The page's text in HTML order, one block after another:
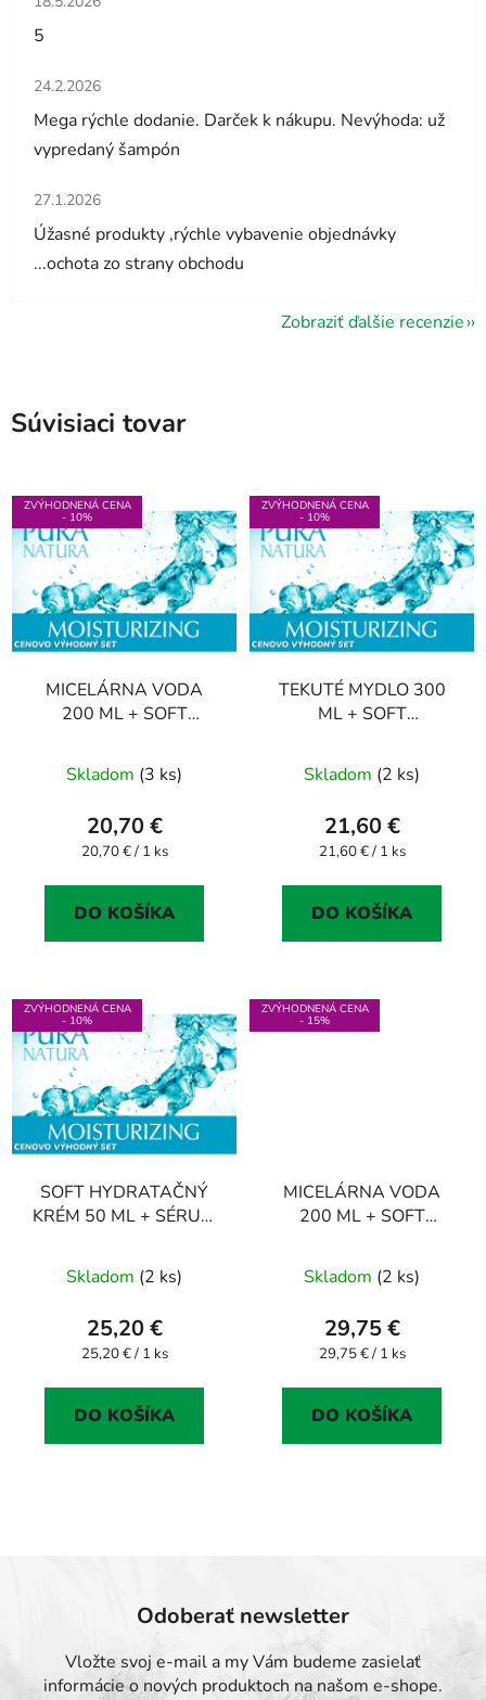
5
Hodnotenie obchodu je 5 z 5 hviezdičiek.
24.2.2026
Mega rýchle dodanie. Darček k nákupu. Nevýhoda: už
vypredaný šampón
Hodnotenie obchodu je 5 z 5 hviezdičiek.
27.1.2026
Úžasné produkty ,rýchle vybavenie objednávky
...ochota zo strany obchodu
Zobraziť ďalšie recenzie
Súvisiaci tovar
ZVÝHODNENÁ CENA
- 10%
MICELÁRNA VODA
200 ML + SOFT
50 ML
Skladom (3 ks)
20,70 €
Jednotková
20,70 € / 1 ks
DO KOŠÍKA
ZVÝHODNENÁ CENA
- 10%
TEKUTÉ MYDLO 300
ML + SOFT
50 ML
Skladom (2 ks)
21,60 €
Jednotková
21,60 € / 1 ks
DO KOŠÍKA
ZVÝHODNENÁ CENA
- 10%
SOFT HYDRATAČNÝ
KRÉM 50 ML + SÉRUM
Skladom (2 ks)
25,20 €
Jednotková
25,20 € / 1 ks
DO KOŠÍKA
ZVÝHODNENÁ CENA
- 15%
MICELÁRNA VODA
200 ML + SOFT
50 ML + SÉRUM 15 ML
Skladom (2 ks)
29,75 €
Jednotková
29,75 € / 1 ks
DO KOŠÍKA
Odoberať newsletter
Vložte svoj e-mail a my Vám budeme zasielať
informácie o nových produktoch na našom e-shope.